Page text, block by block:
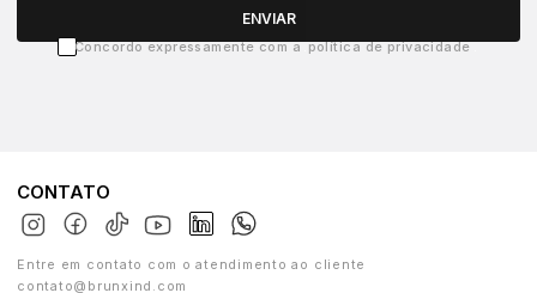
ENVIAR
Concordo expressamente com a política de privacidade
CONTATO
Entre em contato com o atendimento ao cliente
contato@brunxind.com